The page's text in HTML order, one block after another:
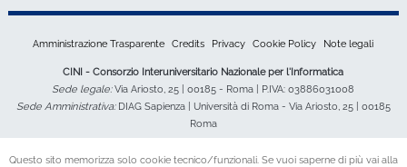
Amministrazione Trasparente Credits Privacy Cookie Policy Note legali
CINI - Consorzio Interuniversitario Nazionale per l'Informatica
Sede legale:Via Ariosto, 25 | 00185 - Roma | P.IVA: 03886031008
Sede Amministrativa:DIAG Sapienza | Università di Roma - Via Ariosto, 25 | 00185
Roma
Questo sito memorizza solo cookie tecnico/funzionali. Se vuoi saperne di più vai alla